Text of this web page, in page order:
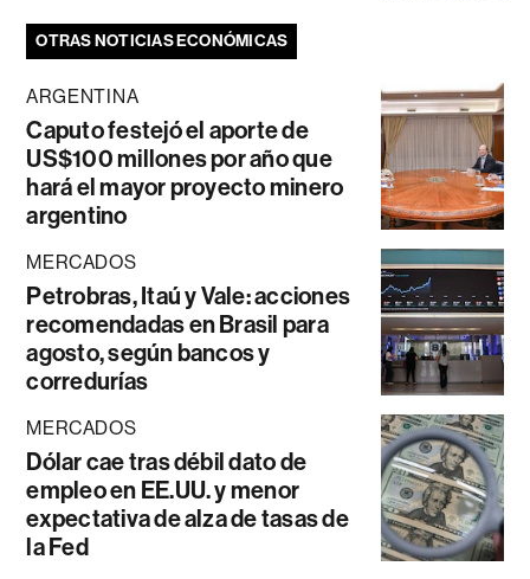
OTRAS NOTICIAS ECONÓMICAS
ARGENTINA
Caputo festejó el aporte de
US$100 millones por año que
hará el mayor proyecto minero
argentino
MERCADOS
Petrobras, Itaú y Vale: acciones
recomendadas en Brasil para
agosto, según bancos y
corredurías
MERCADOS
Dólar cae tras débil dato de
empleo en EE.UU. y menor
expectativa de alza de tasas de
la Fed